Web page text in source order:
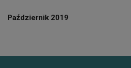
Październik 2019